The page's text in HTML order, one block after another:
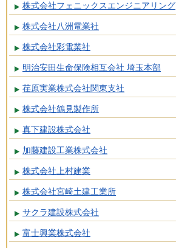
株式会社フェニックスエンジニアリング
株式会社八洲電業社
株式会社彩電業社
明治安田生命保険相互会社 埼玉本部
荏原実業株式会社関東支社
株式会社鶴見製作所
真下建設株式会社
加藤建設工業株式会社
株式会社上村建業
株式会社宮崎土建工業所
サクラ建設株式会社
富士興業株式会社